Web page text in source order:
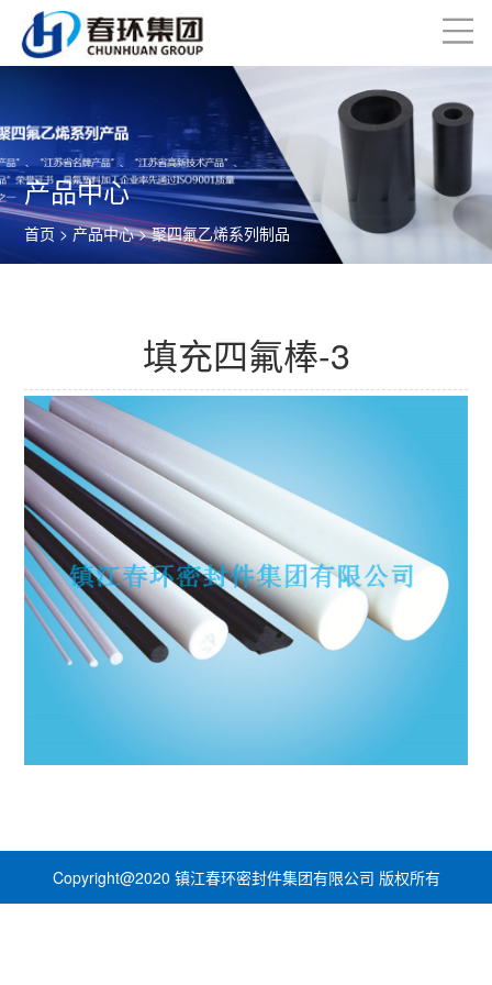
产品中心
首页 > 产品中心>聚四氟乙烯系列制品
填充四氟棒-3
Copyright@2020 镇江春环密封件集团有限公司 版权所有